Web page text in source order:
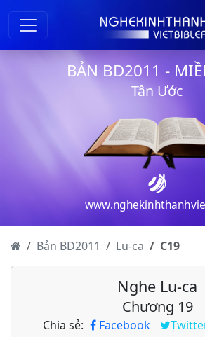
BẢN BD2011 -
Tân Ước
Bản BD2011 Lu-ca C19
Nghe Lu-ca
Chương 19
Chia sẻ: Facebook
Lu-ca - Chương 5
Lu-ca - Chương 6
Lu-ca - Chương 7
Lu-ca - Chương 9
Lu-ca - Chương 10
Lu-ca - Chương 11
Lu-ca - Chương 12
Lu-ca - Chương 13
Lu-ca - Chương 14
Lu-ca - Chương 16